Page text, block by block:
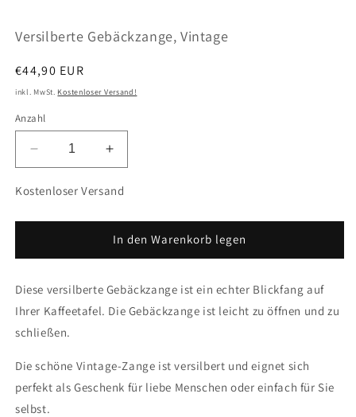
Versilberte Gebäckzange, Vintage
Normaler
Preis
€44,90 EUR
inkl. MwSt. Kostenloser Versand!
Anzahl
Verringere
die
Menge
Versilberte
Gebäckzange,
Vintage
Erhöhe
die
Menge
Versilberte
Gebäckzange,
Vintage
Kostenloser Versand
In den Warenkorb legen
Diese versilberte Gebäckzange ist ein echter Blickfang auf
Ihrer Kaffeetafel. Die Gebäckzange ist leicht zu öffnen und zu
schließen.
Die schöne Vintage-Zange ist versilbert und eignet sich
perfekt als Geschenk für liebe Menschen oder einfach für Sie
selbst.